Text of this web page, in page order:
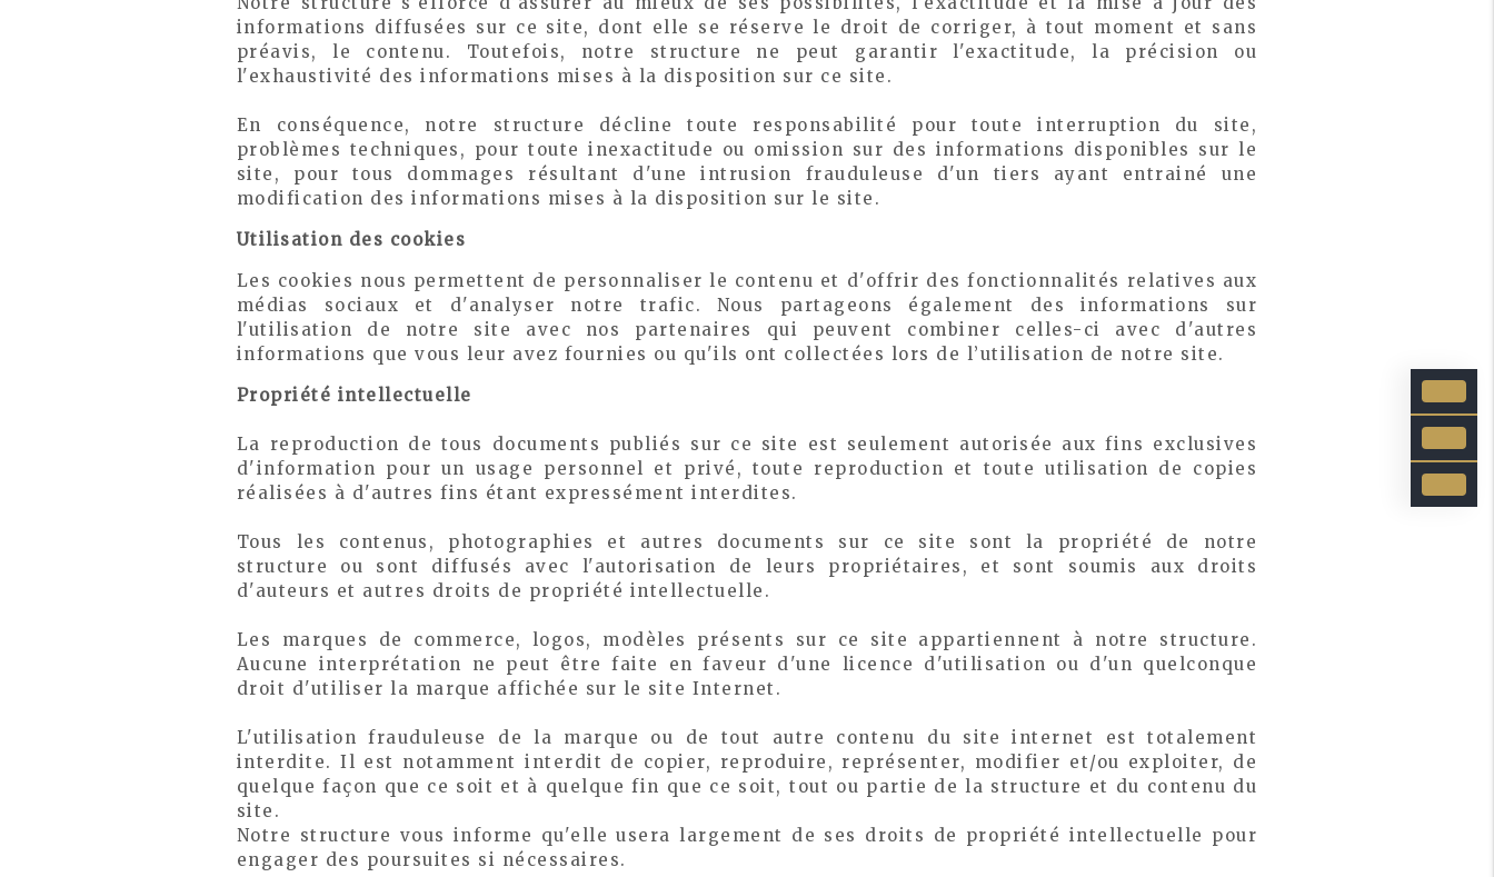
informations diffusées sur ce site, dont elle se réserve le droit de corriger, à tout moment et sans
préavis, le contenu. Toutefois, notre structure ne peut garantir l'exactitude, la précision ou
l'exhaustivité des informations mises à la disposition sur ce site.
En conséquence, notre structure décline toute responsabilité pour toute interruption du site,
problèmes techniques, pour toute inexactitude ou omission sur des informations disponibles sur le
site, pour tous dommages résultant d'une intrusion frauduleuse d'un tiers ayant entrainé une
modification des informations mises à la disposition sur le site.
Utilisation des cookies
Les cookies nous permettent de personnaliser le contenu et d'offrir des fonctionnalités relatives aux
médias sociaux et d'analyser notre trafic. Nous partageons également des informations sur
l'utilisation de notre site avec nos partenaires qui peuvent combiner celles-ci avec d'autres
informations que vous leur avez fournies ou qu'ils ont collectées lors de l’utilisation de notre site.
Propriété intellectuelle
La reproduction de tous documents publiés sur ce site est seulement autorisée aux fins exclusives
d'information pour un usage personnel et privé, toute reproduction et toute utilisation de copies
réalisées à d'autres fins étant expressément interdites.
Tous les contenus, photographies et autres documents sur ce site sont la propriété de notre
structure ou sont diffusés avec l'autorisation de leurs propriétaires, et sont soumis aux droits
d'auteurs et autres droits de propriété intellectuelle.
Les marques de commerce, logos, modèles présents sur ce site appartiennent à notre structure.
Aucune interprétation ne peut être faite en faveur d'une licence d'utilisation ou d'un quelconque
droit d'utiliser la marque affichée sur le site Internet.
L'utilisation frauduleuse de la marque ou de tout autre contenu du site internet est totalement
interdite. Il est notamment interdit de copier, reproduire, représenter, modifier et/ou exploiter, de
quelque façon que ce soit et à quelque fin que ce soit, tout ou partie de la structure et du contenu du
site.
Notre structure vous informe qu'elle usera largement de ses droits de propriété intellectuelle pour
engager des poursuites si nécessaires.